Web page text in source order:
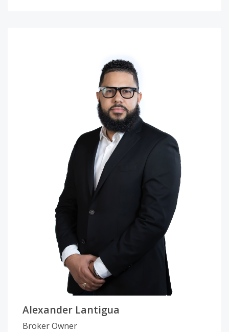
-
Alexander Lantigua
Broker Owner